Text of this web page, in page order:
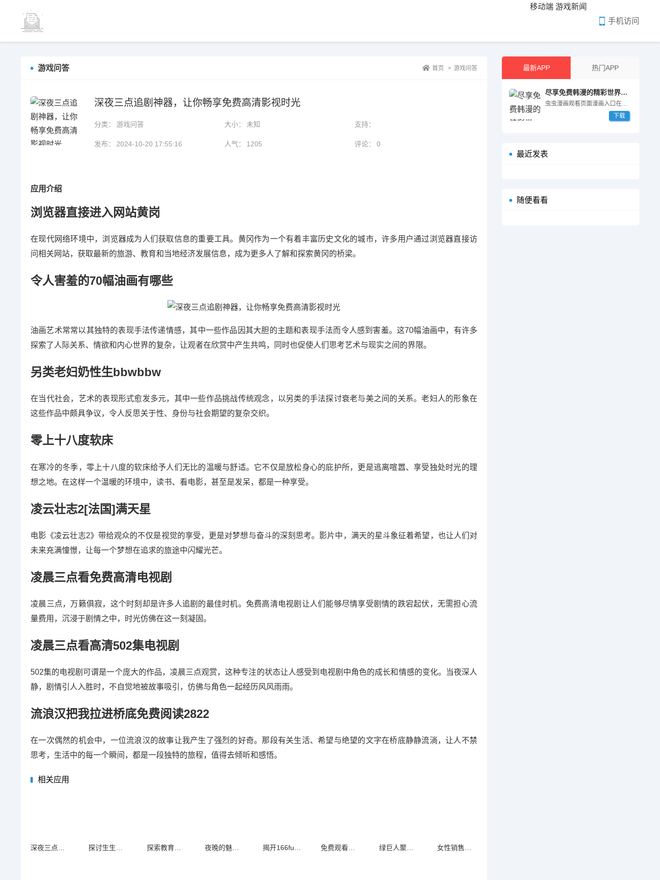
手机访问
移动端 游戏新闻
最新APP 热门APP
尽享免费韩漫的精彩世界，畅游漫画的无限魅力
虫虫漫画观看页面漫画入口在哪 想要...
下载
最近发表
随便看看
游戏问答 首页 > 游戏问答
深夜三点追剧神器，让你畅享免费高清影视时光
分类： 游戏问答 大小： 未知 支持：
发布： 2024-10-20 17:55:16 人气： 1205 评论： 0
应用介绍
浏览器直接进入网站黄岗
在现代网络环境中，浏览器成为人们获取信息的重要工具。黄冈作为一个有着丰富历史文化的城市，许多用户通过浏览器直接访
问相关网站，获取最新的旅游、教育和当地经济发展信息，成为更多人了解和探索黄冈的桥梁。
令人害羞的70幅油画有哪些
油画艺术常常以其独特的表现手法传递情感，其中一些作品因其大胆的主题和表现手法而令人感到害羞。这70幅油画中，有许多
探索了人际关系、情欲和内心世界的复杂，让观者在欣赏中产生共鸣，同时也促使人们思考艺术与现实之间的界限。
另类老妇奶性生bbwbbw
在当代社会，艺术的表现形式愈发多元，其中一些作品挑战传统观念，以另类的手法探讨衰老与美之间的关系。老妇人的形象在
这些作品中颇具争议，令人反思关于性、身份与社会期望的复杂交织。
零上十八度软床
在寒冷的冬季，零上十八度的软床给予人们无比的温暖与舒适。它不仅是放松身心的庇护所，更是逃离喧嚣、享受独处时光的理
想之地。在这样一个温暖的环境中，读书、看电影，甚至是发呆，都是一种享受。
凌云壮志2[法国]满天星
电影《凌云壮志2》带给观众的不仅是视觉的享受，更是对梦想与奋斗的深刻思考。影片中，满天的星斗象征着希望，也让人们对
未来充满憧憬，让每一个梦想在追求的旅途中闪耀光芒。
凌晨三点看免费高清电视剧
凌晨三点，万籁俱寂，这个时刻却是许多人追剧的最佳时机。免费高清电视剧让人们能够尽情享受剧情的跌宕起伏，无需担心流
量费用，沉浸于剧情之中，时光仿佛在这一刻凝固。
凌晨三点看高清502集电视剧
502集的电视剧可谓是一个庞大的作品，凌晨三点观赏，这种专注的状态让人感受到电视剧中角色的成长和情感的变化。当夜深人
静，剧情引人入胜时，不自觉地被故事吸引，仿佛与角色一起经历风风雨雨。
流浪汉把我拉进桥底免费阅读2822
在一次偶然的机会中，一位流浪汉的故事让我产生了强烈的好奇。那段有关生活、希望与绝望的文字在桥底静静流淌，让人不禁
思考，生活中的每一个瞬间，都是一段独特的旅程，值得去倾听和感悟。
相关应用
深夜三点追剧神器，让你畅享免费高清影视时光 探讨生生不息的生子系统与双产战略的深度融合 探索教育改革与未来人才培养的新路径和新策略 夜晚的魅力与乐趣：探索趣味夜生活的无限可能 揭开166fun背后的黑料真相，令人震惊的内幕曝光 免费观看星空视频中的影视资源，畅享无限精彩内容 绿巨人聚合之谜：探索藏宝阁中的秘密与珍宝 女性销售人员如何实现业绩突破的十大成功策略